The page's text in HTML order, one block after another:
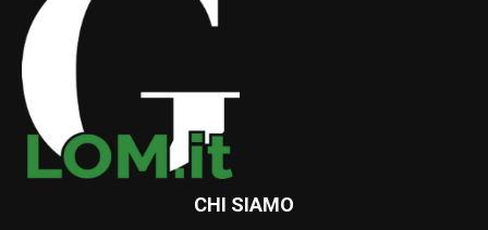
CHI SIAMO